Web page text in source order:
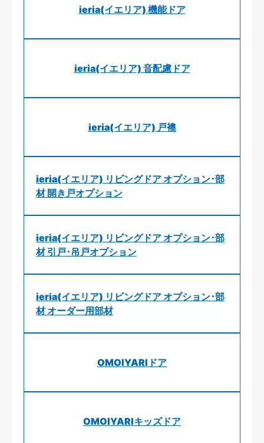
ieria(イエリア) 機能ドア
ieria(イエリア) 音配慮ドア
ieria(イエリア) 戸襖
ieria(イエリア) リビングドア オプション･部
材 開き戸オプション
ieria(イエリア) リビングドア オプション･部
材 引戸･吊戸オプション
ieria(イエリア) リビングドア オプション･部
材 オーダー用部材
OMOIYARIドア
OMOIYARIキッズドア